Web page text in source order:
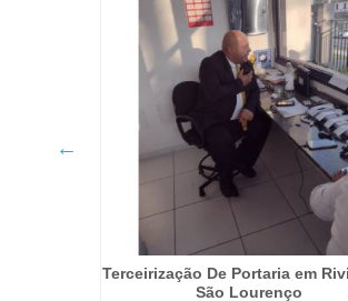
Terceirização De Portaria em
São Lourenço